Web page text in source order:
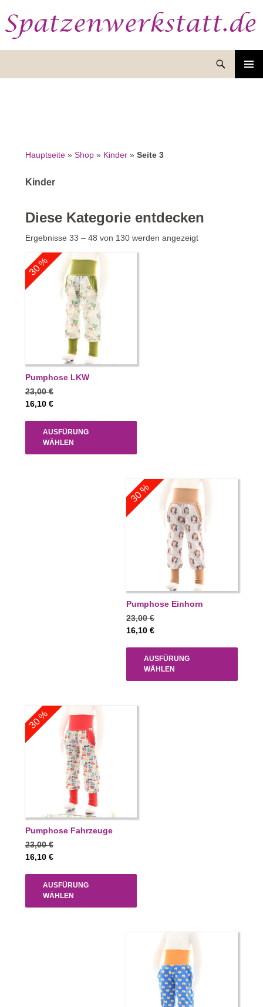
Hauptseite» Shop» Kinder» Seite 3
Kinder
Diese Kategorie entdecken
Ergebnisse 33 – 48 von 130 werden angezeigtNach
30 %
Pumphose LKW
23,00€
16,10 €
AUSFÜRUNG
WÄHLEN
30 %
Pumphose Einhorn
23,00€
16,10€
AUSFÜRUNG
WÄHLEN
30 %
Pumphose Fahrzeuge
23,00€
16,10 €
AUSFÜRUNG
WÄHLEN